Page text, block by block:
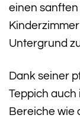
einen sanften
Untergrund
Dank seiner
Teppich
Bereiche wie